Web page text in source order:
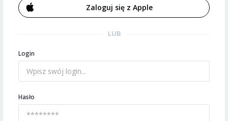
Zaloguj się z Apple
LUB
Login
Hasło